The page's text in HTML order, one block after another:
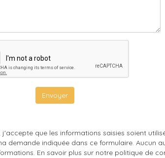
Envoyer
que les informations saisies soient
demande indiquée dans ce formulaire. Aucun
En savoir plus sur notre politique de